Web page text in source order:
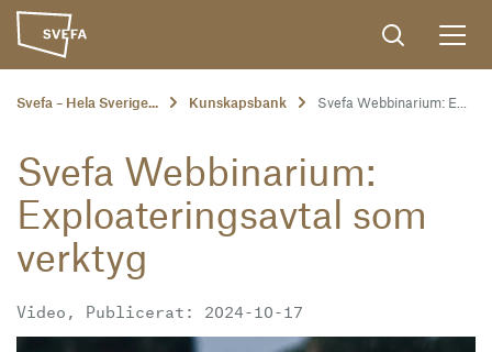
Svefa – Hela Sverige... Kunskapsbank Svefa Webbinarium: E...
Svefa Webbinarium:
Exploateringsavtal som
verktyg
Video, Publicerat: 2024-10-17